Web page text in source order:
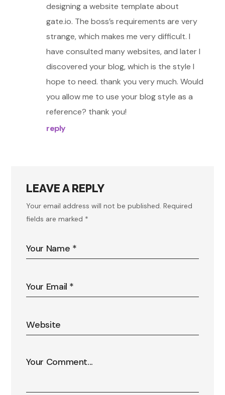
designing a website template about
gate.io. The boss’s requirements are very
strange, which makes me very difficult. I
have consulted many websites, and later I
discovered your blog, which is the style I
hope to need. thank you very much. Would
you allow me to use your blog style as a
reference? thank you!
reply
LEAVE A REPLY
Your email address will not be published. Required
fields are marked *